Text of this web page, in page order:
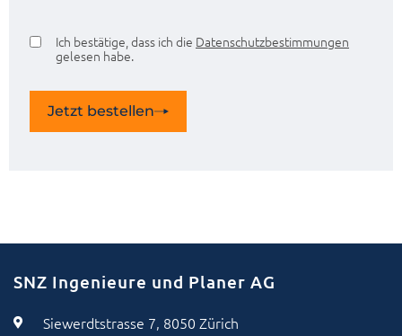
Ich bestätige, dass ich die Datenschutzbestimmungen
gelesen habe.
Jetzt bestellen
SNZ Ingenieure und Planer AG
Siewerdtstrasse 7, 8050 Zürich